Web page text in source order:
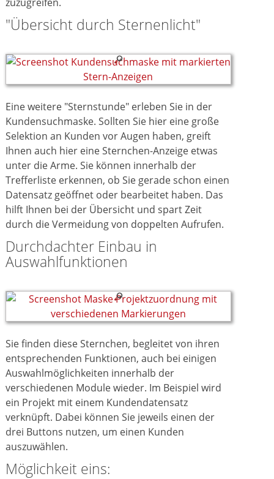
"Übersicht durch Sternenlicht"
Eine weitere "Sternstunde" erleben Sie in der
Kundensuchmaske. Sollten Sie hier eine große
Selektion an Kunden vor Augen haben, greift
Ihnen auch hier eine Sternchen-Anzeige etwas
unter die Arme. Sie können innerhalb der
Trefferliste erkennen, ob Sie gerade schon einen
Datensatz geöffnet oder bearbeitet haben. Das
hilft Ihnen bei der Übersicht und spart Zeit
durch die Vermeidung von doppelten Aufrufen.
Durchdachter Einbau in
Auswahlfunktionen
Sie finden diese Sternchen, begleitet von ihren
entsprechenden Funktionen, auch bei einigen
Auswahlmöglichkeiten innerhalb der
verschiedenen Module wieder. Im Beispiel wird
ein Projekt mit einem Kundendatensatz
verknüpft. Dabei können Sie jeweils einen der
drei Buttons nutzen, um einen Kunden
auszuwählen.
Möglichkeit eins: